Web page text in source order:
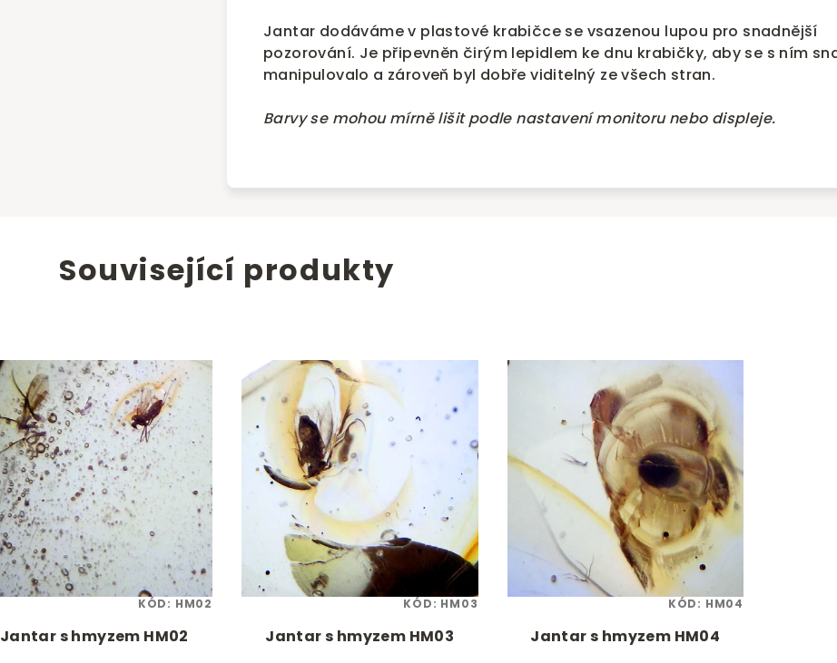
Jantar dodáváme v plastové krabičce se vsazenou lupou pro snadnější
pozorování. Je připevněn čirým lepidlem ke dnu krabičky, aby se s ním
manipulovalo a zároveň byl dobře viditelný ze všech stran.
Barvy se mohou mírně lišit podle nastavení monitoru nebo displeje.
Související produkty
Jantar s hmyzem HM02
KÓD: HM02
Jantar s hmyzem HM03
KÓD: HM03
Jantar s hmyzem HM04
KÓD: HM04